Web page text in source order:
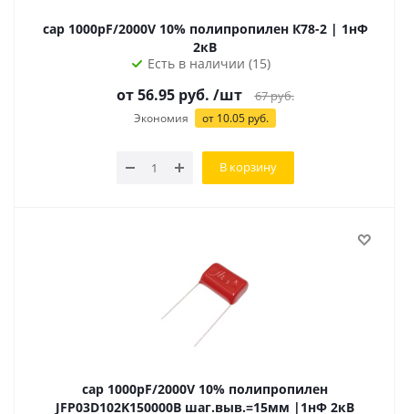
cap 1000pF/2000V 10% полипропилен К78-2 | 1нФ
2кВ
Есть в наличии (15)
от56.95руб. /шт 67руб.
Экономия от 10.05 руб.
В корзину
cap 1000pF/2000V 10% полипропилен
JFP03D102K150000B шаг.выв.=15мм |1нФ 2кВ